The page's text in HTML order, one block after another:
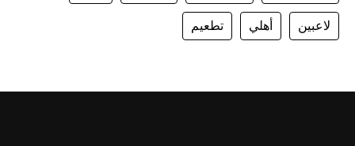
لاعبين أهلي تطعيم